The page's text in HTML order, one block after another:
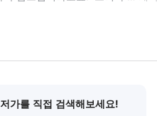
가를 직접 검색해보세요!